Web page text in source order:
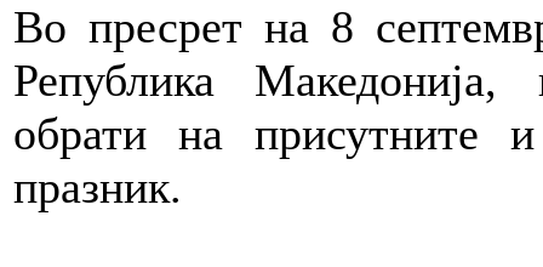
Во пресрет на 8
Република
обрати на присутните
празник.